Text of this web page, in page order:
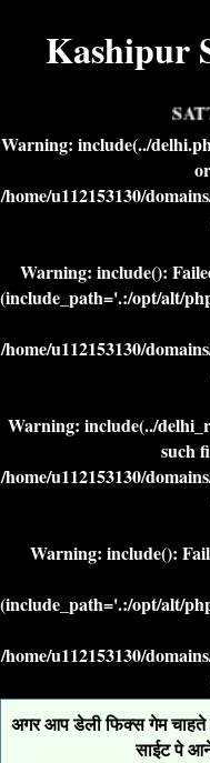
Kashipur
Warning: include(../
/home/u112153130/
Warning: include():
(include_path='.:/opt/alt/
/home/u112153130/
Warning: include(../
such
/home/u112153130/
Warning: include():
(include_path='.:/opt/alt/
/home/u112153130/
अगर आप डेली फिक्स गेम चाहते
साईट पे